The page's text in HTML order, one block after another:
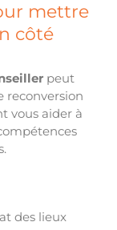
mettre
côté
peut
reconversion
vous aider à
des lieux